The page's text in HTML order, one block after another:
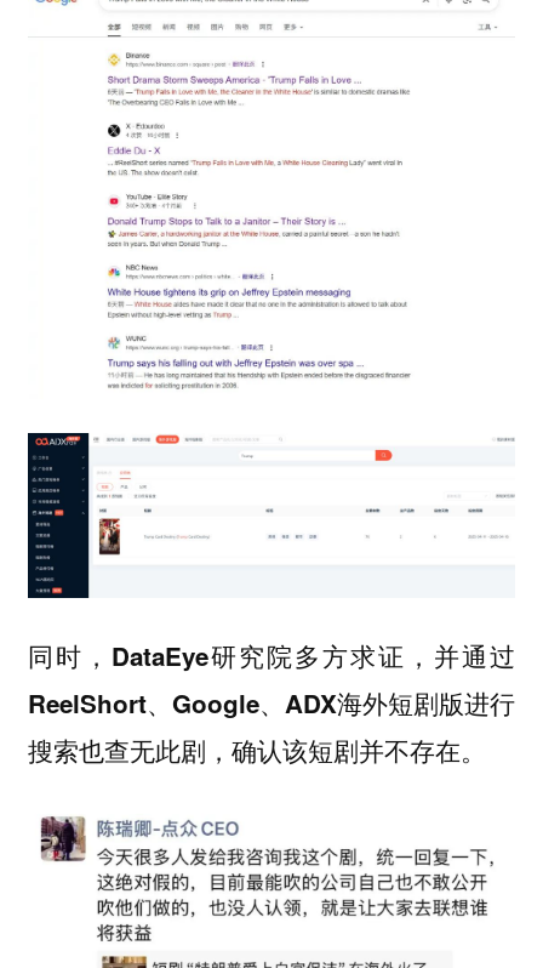
同时， DataEye研究院多方求证，并通过
ReelShort、Google、ADX海外短剧版进行
搜索也查无此剧，确认该短剧并不存在。